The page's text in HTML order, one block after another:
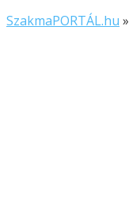
SzakmaPORTÁL.hu »